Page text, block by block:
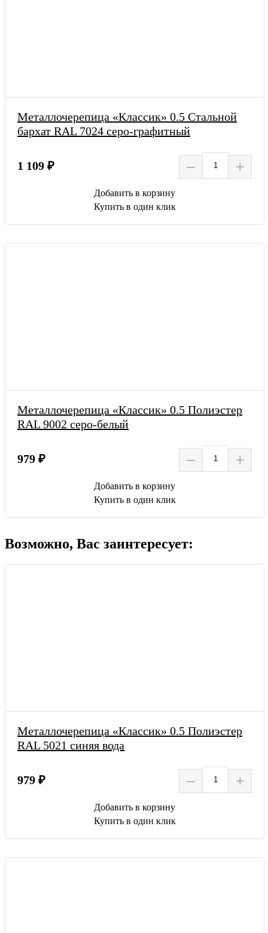
Металлочерепица «Классик» 0.5 Стальной
бархат RAL 7024 серо-графитный
1 109 ₽ – +
Добавить в корзину
Купить в один клик
Металлочерепица «Классик» 0.5 Полиэстер
RAL 9002 серо-белый
979 ₽ – +
Добавить в корзину
Купить в один клик
Возможно, Вас заинтересует:
Металлочерепица «Классик» 0.5 Полиэстер
RAL 5021 синяя вода
979 ₽ – +
Добавить в корзину
Купить в один клик